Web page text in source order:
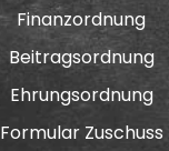
Finanzordnung
Beitragsordnung
Ehrungsordnung
Formular Zuschuss